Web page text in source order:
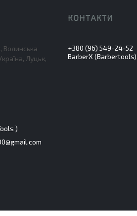
Волинська
Луцьк,
)
+380 (96) 549-24-52
BarberX (Barbertools)